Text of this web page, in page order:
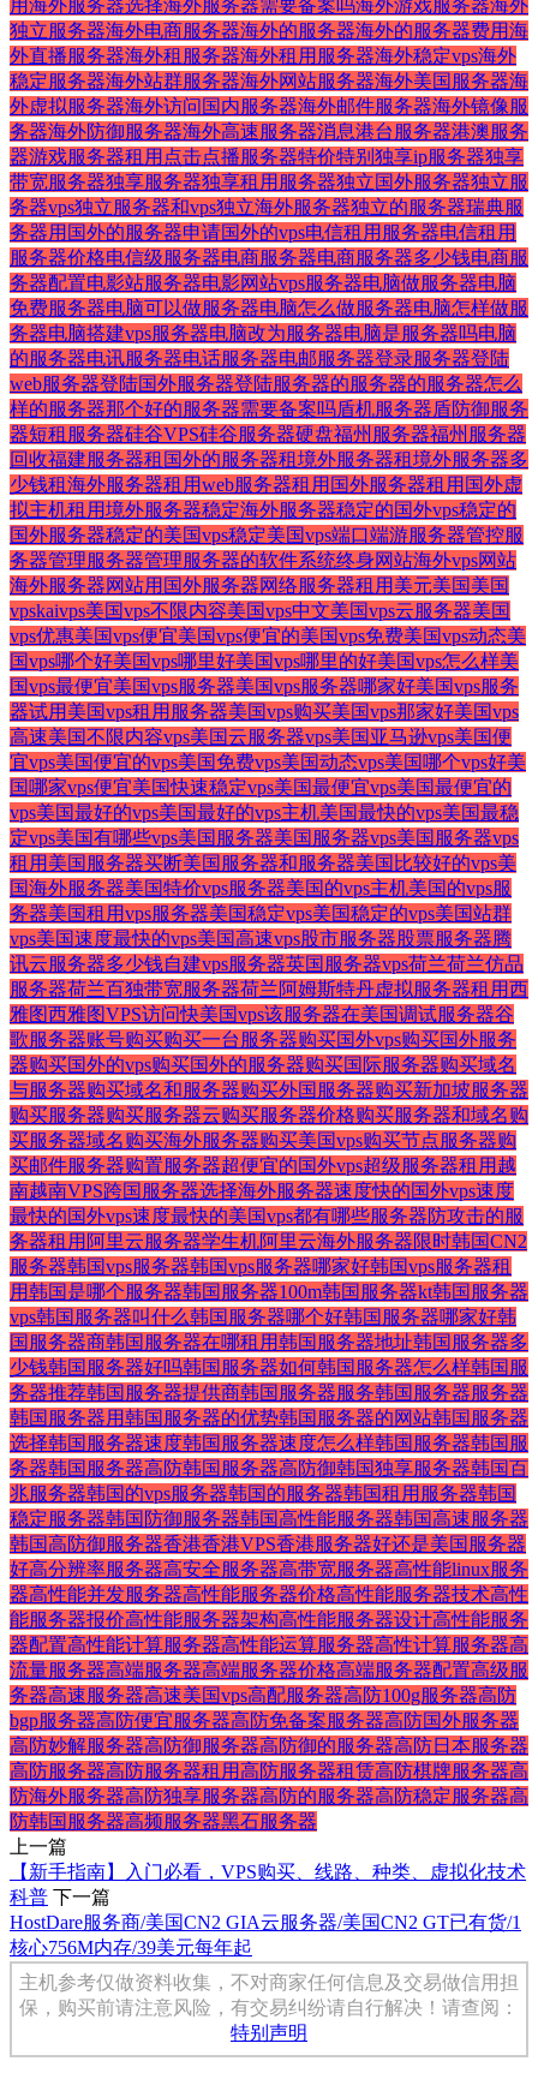
用海外服务器选择海外服务器需要备案吗海外游戏服务器海外
独立服务器海外电商服务器海外的服务器海外的服务器费用海
外直播服务器海外租服务器海外租用服务器海外稳定vps海外
稳定服务器海外站群服务器海外网站服务器海外美国服务器海
外虚拟服务器海外访问国内服务器海外邮件服务器海外镜像服
务器海外防御服务器海外高速服务器消息港台服务器港澳服务
器游戏服务器租用 点击点播服务器特价特别 独享ip服务器独享
带宽服务器独享服务器独享租用服务器独立国外服务器独立服
务器vps独立服务器和vps独立海外服务器独立的服务器瑞典服
务器用国外的服务器申请国外的vps电信租用服务器电信租用
服务器价格电信级服务器电商服务器电商服务器多少钱电商服
务器配置电影站服务器电影网站vps服务器电脑做服务器电脑
免费服务器电脑可以做服务器电脑怎么做服务器电脑怎样做服
务器电脑搭建vps服务器电脑改为服务器电脑是服务器吗电脑
的服务器电讯服务器电话服务器电邮服务器登录服务器登陆
web服务器登陆国外服务器登陆服务器的服务器的服务器怎么
样的服务器那个好的服务器需要备案吗盾机服务器盾防御服务
器短租服务器硅谷VPS硅谷服务器硬盘福州服务器福州服务器
回收福建服务器租国外的服务器租境外服务器租境外服务器多
少钱租海外服务器租用web服务器租用国外服务器租用国外虚
拟主机租用境外服务器稳定海外服务器稳定的国外vps稳定的
国外服务器稳定的美国vps稳定美国vps端口端游服务器管控服
务器管理服务器管理服务器的软件系统终身网站海外vps网站
海外服务器网站用国外服务器网络服务器租用 美元美国美国
vpskaivps美国vps不限内容美国vps中文美国vps云服务器美国
vps优惠美国vps便宜美国vps便宜的美国vps免费美国vps动态美
国vps哪个好美国vps哪里好美国vps哪里的好美国vps怎么样美
国vps最便宜美国vps服务器美国vps服务器哪家好美国vps服务
器试用 美国vps租用服务器美国vps购买美国vps那家好美国vps
高速美国不限内容vps美国云服务器vps美国亚马逊vps美国便
宜vps美国便宜的vps美国免费vps美国动态vps美国哪个vps好美
国哪家vps便宜美国快速稳定vps美国最便宜vps美国最便宜的
vps美国最好的vps美国最好的vps主机美国最快的vps美国最稳
定vps美国有哪些vps美国服务器美国服务器vps美国服务器vps
租用 美国服务器买断美国服务器和服务器美国比较好的vps美
国海外服务器美国特价vps服务器美国的vps主机美国的vps服
务器美国租用vps服务器美国稳定vps美国稳定的vps美国站群
vps美国速度最快的vps美国高速vps股市服务器股票服务器腾
讯云服务器多少钱自建vps服务器英国服务器vps荷兰荷兰仿品
服务器荷兰百独带宽服务器荷兰阿姆斯特丹虚拟服务器租用西
雅图西雅图VPS访问快美国vps该服务器在美国调试服务器谷
歌服务器账号购买购买一台服务器购买国外vps购买国外服务
器购买国外的vps购买国外的服务器购买国际服务器购买域名
与服务器购买域名和服务器购买外国服务器购买新加坡服务器
购买服务器购买服务器云购买服务器价格购买服务器和域名购
买服务器域名购买海外服务器购买美国vps购买节点服务器购
买邮件服务器购置服务器超便宜的国外vps超级服务器租用 越
南越南VPS跨国服务器选择海外服务器速度快的国外vps速度
最快的国外vps速度最快的美国vps都有哪些服务器防攻击的服
务器租用 阿里云服务器学生机阿里云海外服务器限时韩国CN2
服务器韩国vps服务器韩国vps服务器哪家好韩国vps服务器租
用韩国是哪个服务器韩国服务器100m韩国服务器kt韩国服务器
vps韩国服务器叫什么韩国服务器哪个好韩国服务器哪家好韩
国服务器商韩国服务器在哪租用韩国服务器地址韩国服务器多
少钱韩国服务器好吗韩国服务器如何韩国服务器怎么样韩国服
务器推荐韩国服务器提供商韩国服务器服务韩国服务器服务器
韩国服务器用韩国服务器的优势韩国服务器的网站韩国服务器
选择韩国服务器速度韩国服务器速度怎么样韩国服务器韩国服
务器韩国服务器高防韩国服务器高防御韩国独享服务器韩国百
兆服务器韩国的vps服务器韩国的服务器韩国租用服务器韩国
稳定服务器韩国防御服务器韩国高性能服务器韩国高速服务器
韩国高防御服务器香港香港VPS香港服务器好还是美国服务器
好高分辨率服务器高安全服务器高带宽服务器高性能linux服务
器高性能并发服务器高性能服务器价格高性能服务器技术高性
能服务器报价高性能服务器架构高性能服务器设计高性能服务
器配置高性能计算服务器高性能运算服务器高性计算服务器高
流量服务器高端服务器高端服务器价格高端服务器配置高级服
务器高速服务器高速美国vps高配服务器高防100g服务器高防
bgp服务器高防便宜服务器高防免备案服务器高防国外服务器
高防妙解服务器高防御服务器高防御的服务器高防日本服务器
高防服务器高防服务器租用高防服务器租赁高防棋牌服务器高
防海外服务器高防独享服务器高防的服务器高防稳定服务器高
防韩国服务器高频服务器黑石服务器
上一篇
【新手指南】入门必看，VPS购买、线路、种类、虚拟化技术
科普 下一篇
HostDare服务商/美国CN2 GIA云服务器/美国CN2 GT已有货/1
核心756M内存/39美元每年起
主机参考仅做资料收集，不对商家任何信息及交易做信用担
保，购买前请注意风险，有交易纠纷请自行解决！请查阅：
特别声明